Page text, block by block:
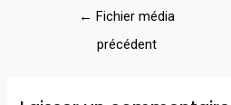
← Fichier média
précédent